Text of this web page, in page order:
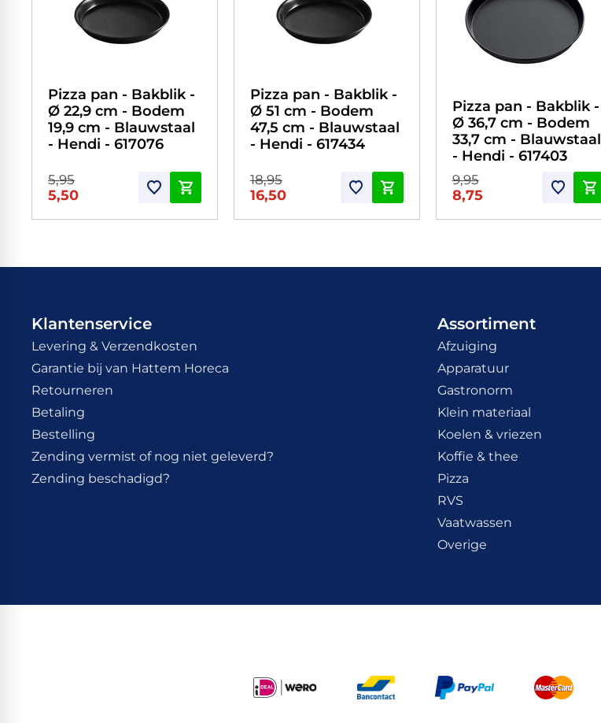
Pizza pan - Bakblik -
Ø 22,9 cm - Bodem
19,9 cm - Blauwstaal
- Hendi - 617076
5,95
5,50
Pizza pan - Bakblik -
Ø 51 cm - Bodem
47,5 cm - Blauwstaal
- Hendi - 617434
18,95
16,50
Pizza pan - Bakblik -
Ø 36,7 cm - Bodem
33,7 cm - Blauwstaal
- Hendi - 617403
9,95
8,75
Klantenservice
Levering & Verzendkosten
Garantie bij van Hattem Horeca
Retourneren
Betaling
Bestelling
Zending vermist of nog niet geleverd?
Zending beschadigd?
Assortiment
Afzuiging
Apparatuur
Gastronorm
Klein materiaal
Koelen & vriezen
Koffie & thee
Pizza
RVS
Vaatwassen
Overige